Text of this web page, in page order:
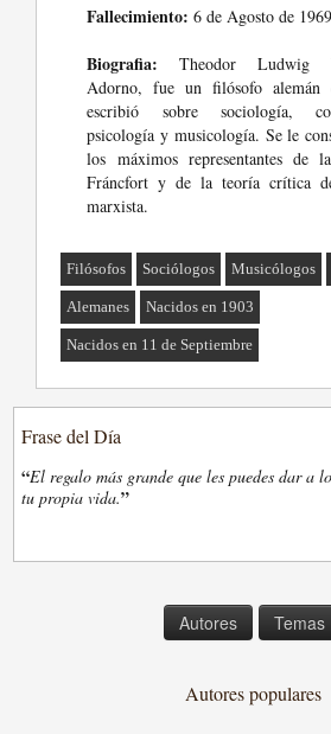
Fallecimiento: 6 de Agosto de
Biografia: Theodor Ludwig
Adorno, fue un filósofo alemán
escribió sobre sociología,
psicología y musicología. Se le
los máximos representantes de
Fráncfort y de la teoría crítica
marxista.
Filósofos Sociólogos Musicólogos
Alemanes Nacidos en 1903
Nacidos en 11 de Septiembre
Frase del Día
“El regalo más grande que les puedes dar a
tu propia vida.”
Autores Temas
Autores populares